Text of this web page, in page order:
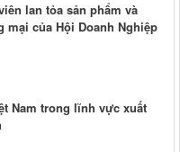
lan tỏa sản phẩm và
của Hội Doanh Nghiệp
Nam trong lĩnh vực xuất